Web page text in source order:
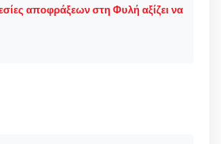
αποφράξεων στη Φυλή αξίζει να